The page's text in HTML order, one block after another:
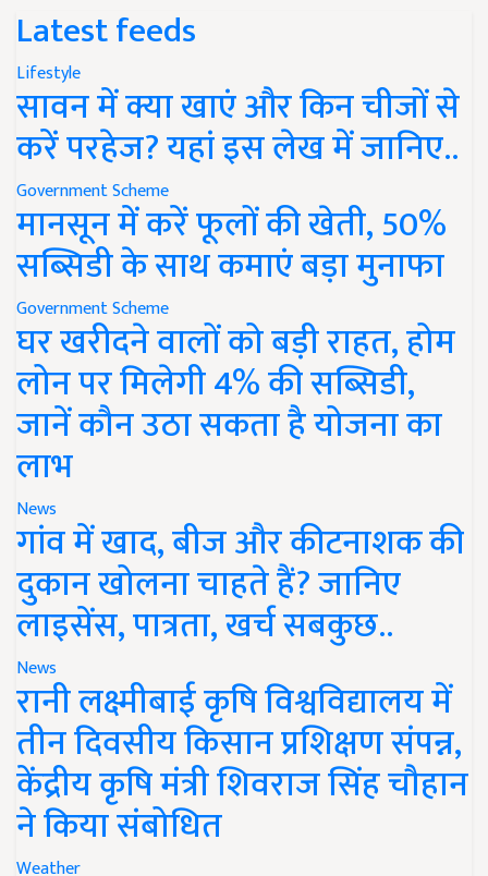
Latest feeds
Lifestyle
सावन में क्या खाएं और किन चीजों से
करें परहेज? यहां इस लेख में जानिए..
Government Scheme
मानसून में करें फूलों की खेती, 50%
सब्सिडी के साथ कमाएं बड़ा मुनाफा
Government Scheme
घर खरीदने वालों को बड़ी राहत, होम
लोन पर मिलेगी 4% की सब्सिडी,
जानें कौन उठा सकता है योजना का
लाभ
News
गांव में खाद, बीज और कीटनाशक की
दुकान खोलना चाहते हैं? जानिए
लाइसेंस, पात्रता, खर्च सबकुछ..
News
रानी लक्ष्मीबाई कृषि विश्वविद्यालय में
तीन दिवसीय किसान प्रशिक्षण संपन्न,
केंद्रीय कृषि मंत्री शिवराज सिंह चौहान
ने किया संबोधित
Weather